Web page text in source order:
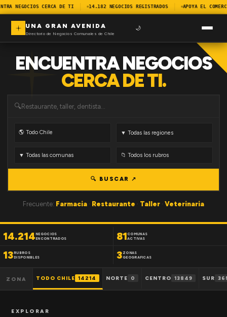
NEGOCIOS CERCA DE TI 14.182 NEGOCIOS REGISTRADOS APOYA EL
UNA GRAN AVENIDA
Directorio de Negocios Comunales de Chile
🌙
ENCUENTRA NEGOCIOS
CERCA DE TI.
🔍
🔍 BUSCAR ↗
Frecuente: Farmacia · Restaurante · Taller · Veterinaria
14.214NEGOCIOS
ENCONTRADOS
81 COMUNAS
ACTIVAS
13RUBROS
DISPONIBLES
3 ZONAS
GEOGRAFICAS
ZONA TODO CHILE 14214 NORTE 0 CENTRO 13849 SUR
EXPLORAR